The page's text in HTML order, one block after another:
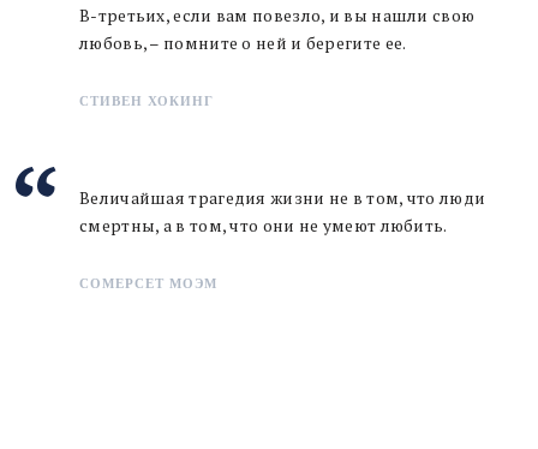
В-третьих, если вам повезло, и вы нашли свою
любовь, – помните о ней и берегите ее.
СТИВЕН ХОКИНГ
Величайшая трагедия жизни не в том, что люди
смертны, а в том, что они не умеют любить.
СОМЕРСЕТ МОЭМ